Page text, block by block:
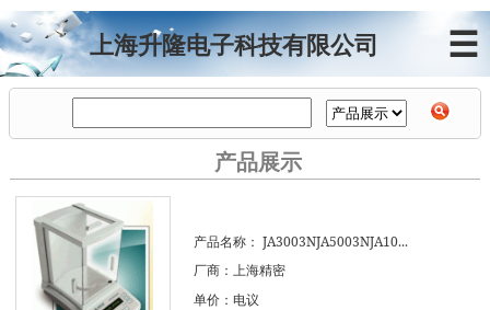
上海升隆电子科技有限公司 ☰
产品展示
产品名称： JA3003NJA5003NJA10...
厂商：上海精密
单价：电议